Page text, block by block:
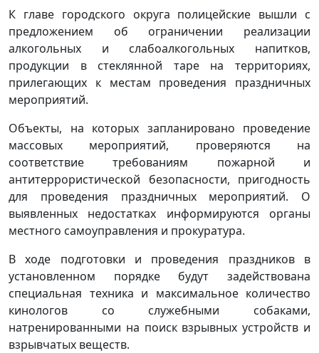
К главе городского округа полицейские вышли с
предложением об ограничении реализации
алкогольных и слабоалкогольных напитков,
продукции в стеклянной таре на территориях,
прилегающих к местам проведения праздничных
мероприятий.
Объекты, на которых запланировано проведение
массовых мероприятий, проверяются на
соответствие требованиям пожарной и
антитеррористической безопасности, пригодность
для проведения праздничных мероприятий. О
выявленных недостатках информируются органы
местного самоуправления и прокуратура.
В ходе подготовки и проведения праздников в
установленном порядке будут задействована
специальная техника и максимальное количество
кинологов со служебными собаками,
натренированными на поиск взрывных устройств и
взрывчатых веществ.